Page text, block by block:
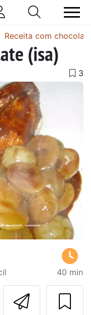
Receita com
(isa)
Next
40 min
o autor